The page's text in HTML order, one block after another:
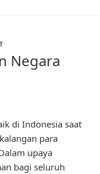
Negara
di Indonesia saat
para
upaya
bagi seluruh